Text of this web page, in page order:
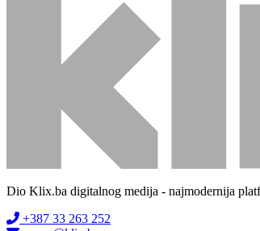
Dio Klix.ba digitalnog medija - najmodernija
+387 33 263 252